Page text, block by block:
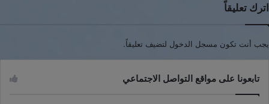
اترك تعليقاً
يجب أنت تكون مسجل الدخول لتضيف تعليقاً.
تابعونا على مواقع التواصل الاجتماعي